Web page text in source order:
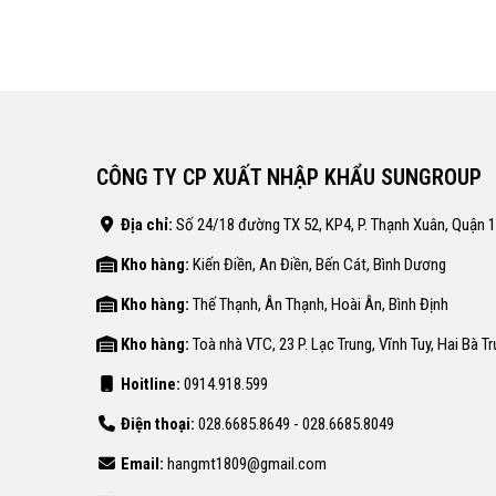
CÔNG TY CP XUẤT NHẬP KHẨU SUNGROUP
Địa chỉ: Số 24/18 đường TX 52, KP4, P. Thạnh Xuân, Quận
Kho hàng: Kiến Điền, An Điền, Bến Cát, Bình Dương
Kho hàng: Thế Thạnh, Ân Thạnh, Hoài Ân, Bình Định
Kho hàng: Toà nhà VTC, 23 P. Lạc Trung, Vĩnh Tuy, Hai Bà
Hoitline: 0914.918.599
Điện thoại: 028.6685.8649 - 028.6685.8049
Email: hangmt1809@gmail.com